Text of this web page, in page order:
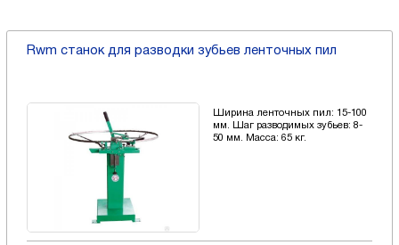
Rwm станок для разводки зубьев ленточных пил
Ширина ленточных пил: 15-100
мм. Шаг разводимых зубьев: 8-
50 мм. Масса: 65 кг.